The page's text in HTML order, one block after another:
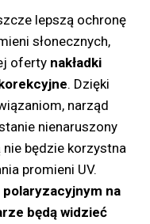
lepszą ochronę
słonecznych,
oferty nakładki
. Dzięki
narząd
nienaruszony
będzie korzystna
promieni UV.
polaryzacyjnym na
będą widzieć